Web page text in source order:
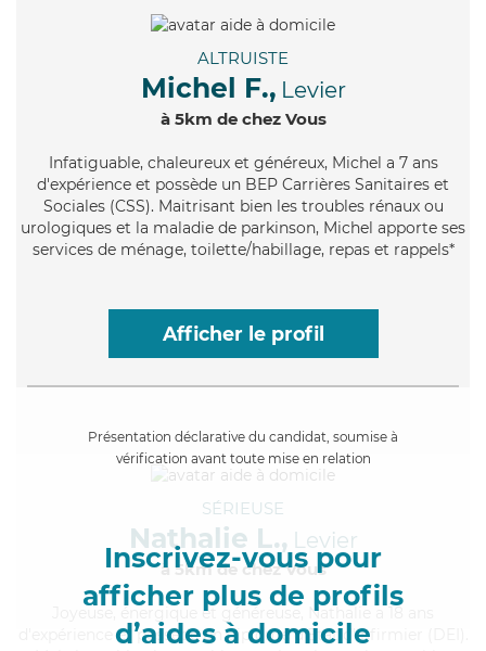
ALTRUISTE
Michel F., Levier
à 5km de chez Vous
Infatiguable, chaleureux et généreux, Michel a 7 ans
d'expérience et possède un BEP Carrières Sanitaires et
Sociales (CSS). Maitrisant bien les troubles rénaux ou
urologiques et la maladie de parkinson, Michel apporte ses
services de ménage, toilette/habillage, repas et rappels*
Afficher le profil
Présentation déclarative du candidat, soumise à
vérification avant toute mise en relation
Inscrivez-vous pour
afficher plus de profils
d’aides à domicile
SÉRIEUSE
Nathalie L., Levier
à 5km de chez Vous
, énergique et généreuse, Nathalie a 18 ans
d'expérience et possède un diplôme d'Etat d'infirmier (DEI).